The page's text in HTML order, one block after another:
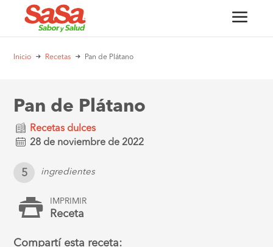
Inicio Recetas Pan de Plátano
Pan de Plátano
Recetas dulces
28 de noviembre de 2022
5 ingredientes
IMPRIMIR
Receta
Compartí esta receta: